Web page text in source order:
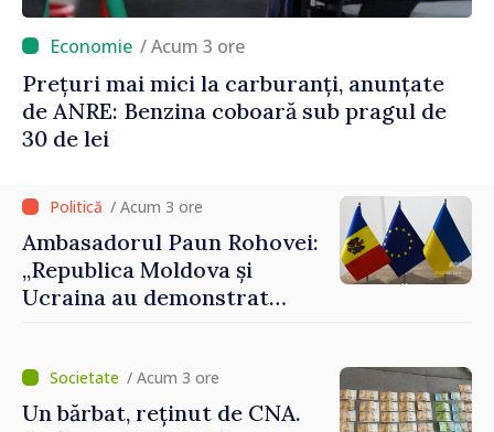
/ Acum 3 ore
Prețuri mai mici la carburanți, anunțate
de ANRE: Benzina coboară sub pragul de
30 de lei
/ Acum 3 ore
Ambasadorul Paun Rohovei:
„Republica Moldova și
Ucraina au demonstrat
europeană”/ Acum 3 ore
Un bărbat, reținut de CNA.